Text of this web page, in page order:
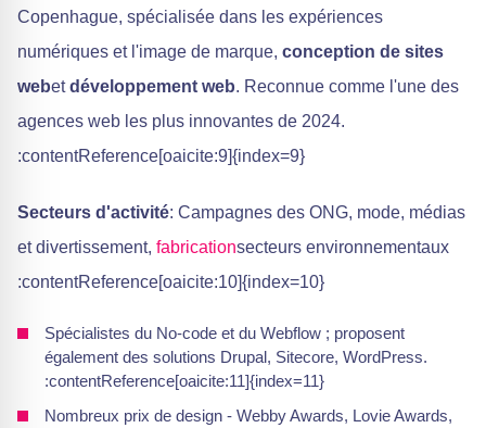
Copenhague, spécialisée dans les expériences
numériques et l'image de marque, conception de sites
webetdéveloppement web. Reconnue comme l'une des
agences web les plus innovantes de 2024.
:contentReference[oaicite:9]{index=9}
Secteurs d'activité: Campagnes des ONG, mode, médias
et divertissement, fabricationsecteurs environnementaux
:contentReference[oaicite:10]{index=10}
Spécialistes du No-code et du Webflow ; proposent
également des solutions Drupal, Sitecore, WordPress.
:contentReference[oaicite:11]{index=11}
Nombreux prix de design - Webby Awards, Lovie Awards,